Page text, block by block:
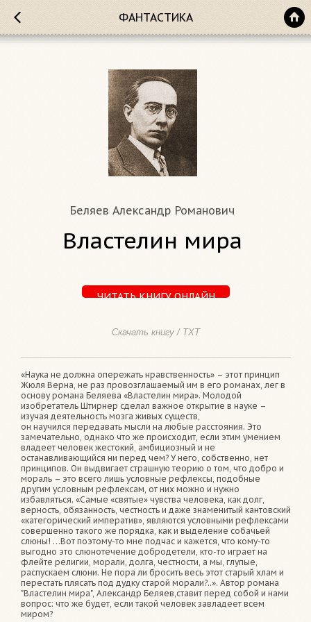
ФАНТАСТИКА
Беляев Александр Романович
Властелин мира
ЧИТАТЬ КНИГУ ОНЛАЙН
Скачать книгу / TXT
«Наука не должна опережать нравственность» – этот принцип
Жюля Верна, не раз провозглашаемый им в его романах, лег в
основу романа Беляева «Властелин мира». Молодой
изобретатель Штирнер сделал важное открытие в науке –
изучая деятельность мозга живых существ,
он научился передавать мысли на любые расстояния. Это
замечательно, однако что же происходит, если этим умением
владеет человек жестокий, амбициозный и не
останавливающийся ни перед чем? У него, собственно, нет
принципов. Он выдвигает страшную теорию о том, что добро и
мораль – это всего лишь условные рефлексы, подобные
другим условным рефлексам, от них можно и нужно
избавляться. «Самые «святые» чувства человека, как долг,
верность, обязанность, честность и даже знаменитый кантовский
«категорический императив», являются условными рефлексами
совершенно такого же порядка, как и выделение собачьей
слюны! …Вот поэтому-то мне подчас и кажется, что кому-то
выгодно это слюнотечение добродетели, кто-то играет на
флейте религии, морали, долга, честности, а мы, глупые,
распускаем слюни. Не пора ли бросить весь этот старый хлам и
перестать плясать под дудку старой морали?..». Автор романа
"Властелин мира", Александр Беляев,ставит перед собой и нами
вопрос: что же будет, если такой человек завладеет всем
миром?